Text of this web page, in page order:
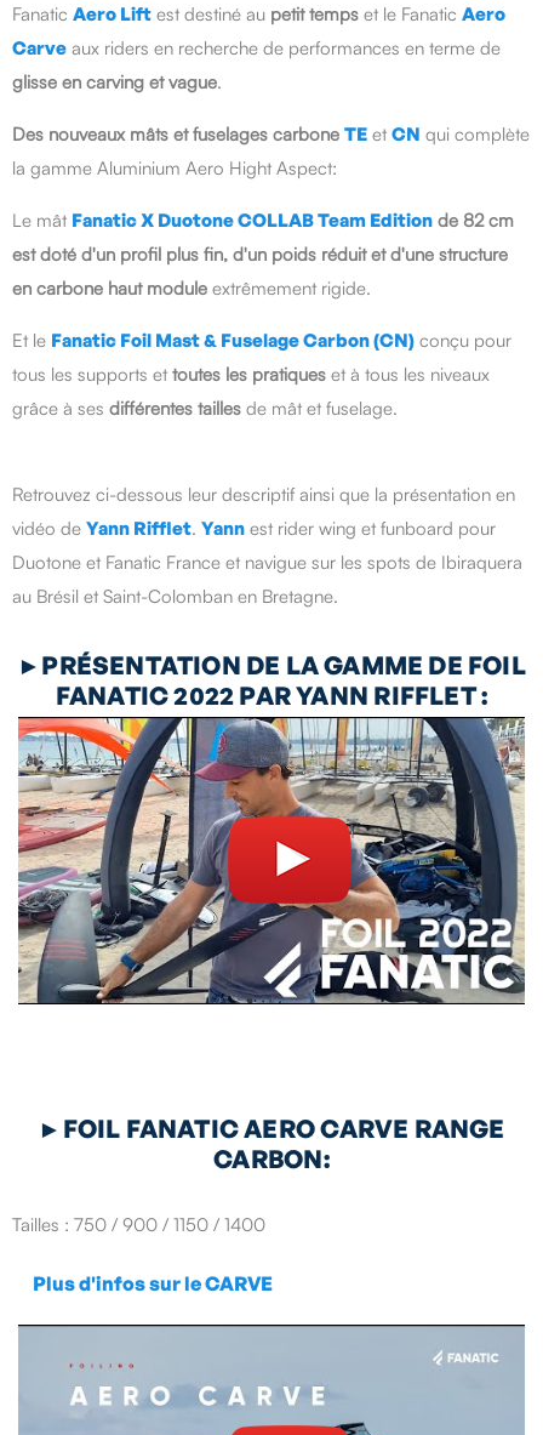
Fanatic Aero Lift est destiné au petit temps et le Fanatic Aero
Carve aux riders en recherche de performances en terme de
glisse en carving et vague.
Des nouveaux mâts et fuselages carbone TE et CN qui complète
la gamme Aluminium Aero Hight Aspect:
Le mât Fanatic X Duotone COLLAB Team Edition de 82 cm
est doté d'un profil plus fin, d'un poids réduit et d'une structure
en carbone haut module extrêmement rigide.
Et le Fanatic Foil Mast & Fuselage Carbon (CN) conçu pour
tous les supports et toutes les pratiques et à tous les niveaux
grâce à ses différentes tailles de mât et fuselage.
Retrouvez ci-dessous leur descriptif ainsi que la présentation en
vidéo de Yann Rifflet. Yann est rider wing et funboard pour
Duotone et Fanatic France et navigue sur les spots de Ibiraquera
au Brésil et Saint-Colomban en Bretagne.
►PRÉSENTATION DE LA GAMME DE FOIL
FANATIC 2022 PAR YANN RIFFLET :
► FOIL FANATIC AERO CARVE RANGE
CARBON:
Tailles : 750 / 900 / 1150 / 1400
Plus d'infos sur le CARVE